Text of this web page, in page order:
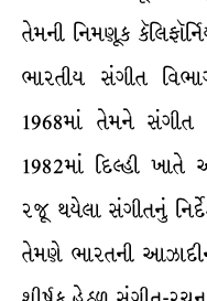
તેમની નિમણૂક
ભારતીય સંગીત
1968માં તેમને સંગીત
1982માં દિલ્હી ખાતે
રજૂ થયેલા સંગીતનું
તેમણે ભારતની